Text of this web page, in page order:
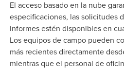
El acceso basado en la nube
especificaciones, las solicitudes
informes estén disponibles en
Los equipos de campo pueden
más recientes directamente
mientras que el personal de